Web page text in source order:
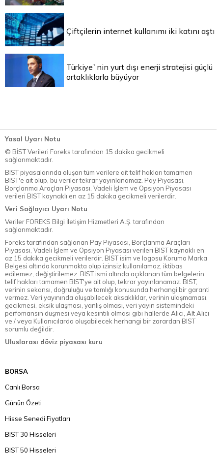
Çiftçilerin internet kullanımı iki katını aştı
Türkiye`nin yurt dışı enerji stratejisi güçlü
ortaklıklarla büyüyor
Yasal Uyarı Notu
© BİST Verileri Foreks tarafından 15 dakika gecikmeli
sağlanmaktadır.
BIST piyasalarında oluşan tüm verilere ait telif hakları tamamen
BIST'e ait olup, bu veriler tekrar yayınlanamaz. Pay Piyasası,
Borçlanma Araçları Piyasası, Vadeli İşlem ve Opsiyon Piyasası
verileri BIST kaynaklı en az 15 dakika gecikmeli verilerdir.
Veri Sağlayıcı Uyarı Notu
Veriler FOREKS Bilgi İletişim Hizmetleri A.Ş. tarafından
sağlanmaktadır.
Foreks tarafından sağlanan Pay Piyasası, Borçlanma Araçları
Piyasası, Vadeli İşlem ve Opsiyon Piyasası verileri BIST kaynaklı en
az 15 dakika gecikmeli verilerdir. BIST isim ve logosu Koruma Marka
Belgesi altında korunmakta olup izinsiz kullanılamaz, iktibas
edilemez, değiştirilemez. BIST ismi altında açıklanan tüm belgelerin
telif hakları tamamen BIST'ye ait olup, tekrar yayınlanamaz. BIST,
verinin sekansı, doğruluğu ve tamlığı konusunda herhangi bir garanti
vermez. Veri yayınında oluşabilecek aksaklıklar, verinin ulaşmaması,
gecikmesi, eksik ulaşması, yanlış olması, veri yayın sistemindeki
perfomansın düşmesi veya kesintili olması gibi hallerde Alıcı, Alt Alıcı
ve / veya Kullanıcılarda oluşabilecek herhangi bir zarardan BIST
sorumlu değildir.
Uluslarası döviz piyasası kuru
BORSA
Canlı Borsa
Günün Özeti
Hisse Senedi Fiyatları
BIST 30 Hisseleri
BIST 50 Hisseleri